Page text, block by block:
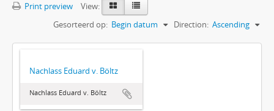
Print preview
View:
Gesorteerd op: Begin datum Direction: Ascending
Nachlass Eduard v. Böltz
Nachlass Eduard v. Böltz